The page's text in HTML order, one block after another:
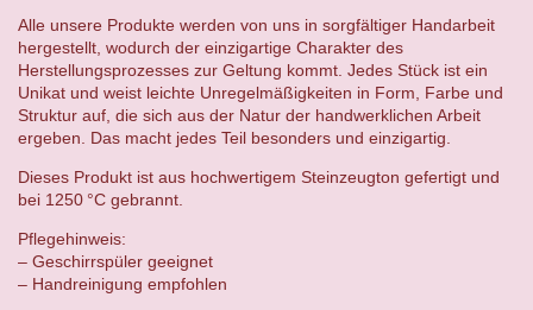
Alle unsere Produkte werden von uns in sorgfältiger Handarbeit
hergestellt, wodurch der einzigartige Charakter des
Herstellungsprozesses zur Geltung kommt. Jedes Stück ist ein
Unikat und weist leichte Unregelmäßigkeiten in Form, Farbe und
Struktur auf, die sich aus der Natur der handwerklichen Arbeit
ergeben. Das macht jedes Teil besonders und einzigartig.
Dieses Produkt ist aus hochwertigem Steinzeugton gefertigt und
bei 1250 °C gebrannt.
Pflegehinweis:
– Geschirrspüler geeignet
– Handreinigung empfohlen